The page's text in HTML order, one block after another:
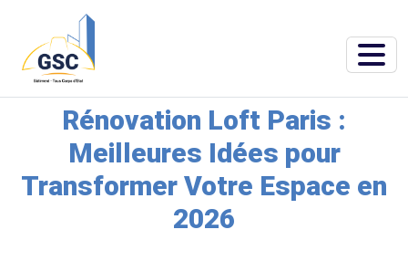
Blog»Rénovation Loft Paris : Meilleures Idées pour Transformer
Votre Espace en 2026
Rénovation Loft Paris :
Meilleures Idées pour
Transformer Votre Espace en
2026